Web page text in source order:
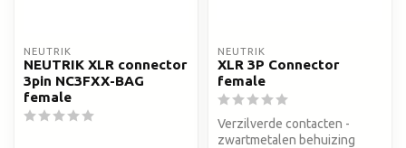
NEUTRIK
NEUTRIK XLR connector
3pin NC3FXX-BAG
female
NEUTRIK
XLR 3P Connector
female
Verzilverde contacten -
zwartmetalen behuizing